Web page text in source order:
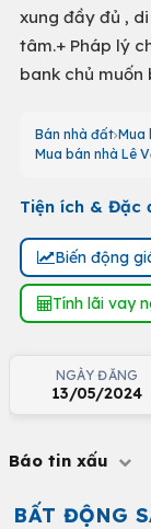
xung đầy đủ ,
tâm.+ Pháp lý
bank chủ muốn
Bán nhà đất Mua
Mua bán nhà Lê
Tiện ích & Đặc
Biến động
Tính lãi vay
NGÀY ĐĂNG
13/05/2024
Báo tin xấu
BẤT ĐỘNG